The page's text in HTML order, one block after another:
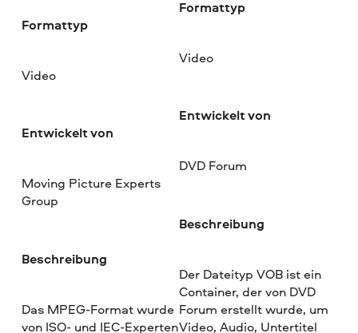
Formattyp
Video
Entwickelt von
Moving Picture Experts
Group
Beschreibung
Das MPEG-Format wurde
von ISO- und IEC-Experten
Formattyp
Video
Entwickelt von
DVD Forum
Beschreibung
Der Dateityp VOB ist ein
Container, der von DVD
Forum erstellt wurde, um
Video, Audio, Untertitel